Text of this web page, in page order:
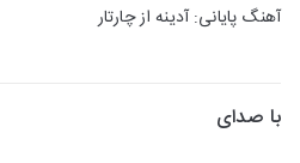
آهنگ پایانی: آدینه از چارتار
با صدای